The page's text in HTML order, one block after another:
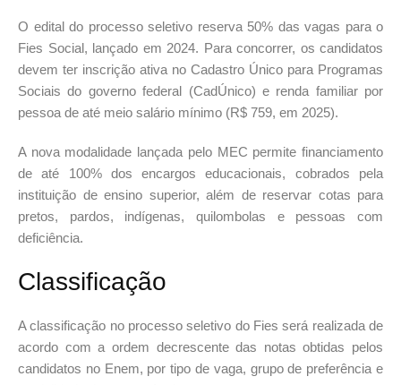
O edital do processo seletivo reserva 50% das vagas para o
Fies Social, lançado em 2024. Para concorrer, os candidatos
devem ter inscrição ativa no Cadastro Único para Programas
Sociais do governo federal (CadÚnico) e renda familiar por
pessoa de até meio salário mínimo (R$ 759, em 2025).
A nova modalidade lançada pelo MEC permite financiamento
de até 100% dos encargos educacionais, cobrados pela
instituição de ensino superior, além de reservar cotas para
pretos, pardos, indígenas, quilombolas e pessoas com
deficiência.
Classificação
A classificação no processo seletivo do Fies será realizada de
acordo com a ordem decrescente das notas obtidas pelos
candidatos no Enem, por tipo de vaga, grupo de preferência e